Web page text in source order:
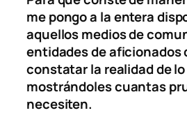
me pongo a la entera
aquellos medios de
entidades de aficionados
constatar la realidad de
mostrándoles cuantas
necesiten.